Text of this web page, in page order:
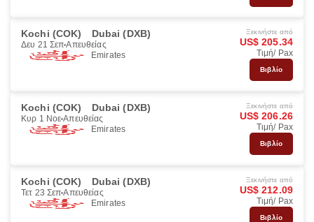
Kochi (COK) Dubai (DXB)
Δευ 21 Σεπ Απευθείας
Emirates
Ξεκινήστε από
US$ 205.34
Τιμή/ Pax
Βιβλίο
Kochi (COK) Dubai (DXB)
Κυρ 1 Νοε Απευθείας
Emirates
Ξεκινήστε από
US$ 206.26
Τιμή/ Pax
Βιβλίο
Kochi (COK) Dubai (DXB)
Τετ 23 Σεπ Απευθείας
Emirates
Ξεκινήστε από
US$ 212.09
Τιμή/ Pax
Βιβλίο